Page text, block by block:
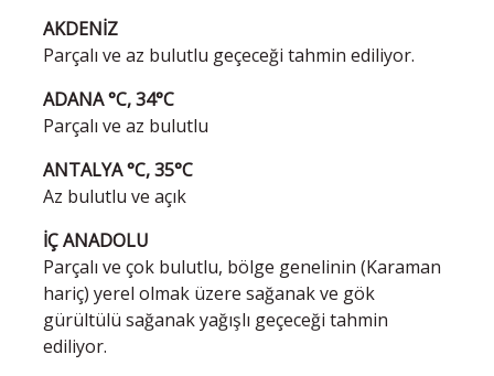
AKDENİZ
Parçalı ve az bulutlu geçeceği tahmin ediliyor.
ADANA °C, 34°C
Parçalı ve az bulutlu
ANTALYA °C, 35°C
Az bulutlu ve açık
İÇ ANADOLU
Parçalı ve çok bulutlu, bölge genelinin (Karaman
hariç) yerel olmak üzere sağanak ve gök
gürültülü sağanak yağışlı geçeceği tahmin
ediliyor.